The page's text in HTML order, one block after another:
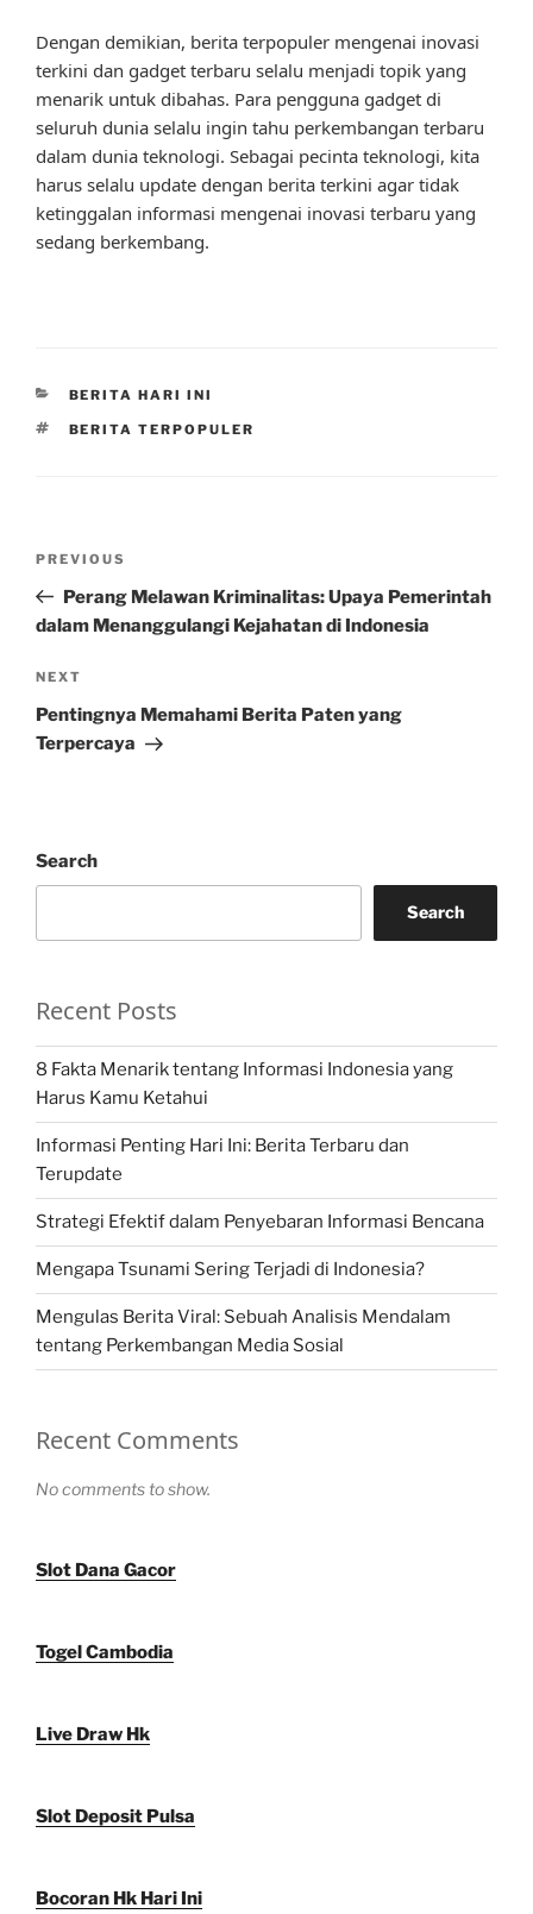
Dengan demikian, berita terpopuler mengenai inovasi
terkini dan gadget terbaru selalu menjadi topik yang
menarik untuk dibahas. Para pengguna gadget di
seluruh dunia selalu ingin tahu perkembangan terbaru
dalam dunia teknologi. Sebagai pecinta teknologi, kita
harus selalu update dengan berita terkini agar tidak
ketinggalan informasi mengenai inovasi terbaru yang
sedang berkembang.
CATEGORIES
BERITA HARI INI
TAGS
BERITA TERPOPULER
Previous
Post
PREVIOUS
Perang Melawan Kriminalitas: Upaya Pemerintah
dalam Menanggulangi Kejahatan di Indonesia
Next
Post
NEXT
Pentingnya Memahami Berita Paten yang
Terpercaya
Search
Search
Recent Posts
8 Fakta Menarik tentang Informasi Indonesia yang
Harus Kamu Ketahui
Informasi Penting Hari Ini: Berita Terbaru dan
Terupdate
Strategi Efektif dalam Penyebaran Informasi Bencana
Mengapa Tsunami Sering Terjadi di Indonesia?
Mengulas Berita Viral: Sebuah Analisis Mendalam
tentang Perkembangan Media Sosial
Recent Comments
No comments to show.
Slot Dana Gacor
Togel Cambodia
Live Draw Hk
Slot Deposit Pulsa
Bocoran Hk Hari Ini